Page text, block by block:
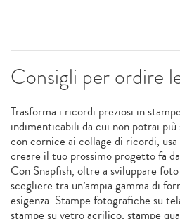
Consigli per ordire
Trasforma i ricordi preziosi in
indimenticabili da cui non potrai
con cornice ai collage di ricordi,
creare il tuo prossimo progetto fa
Con Snapfish, oltre a sviluppare
scegliere tra un’ampia gamma di
esigenza. Stampe fotografiche su
stampe su vetro acrilico, stampe